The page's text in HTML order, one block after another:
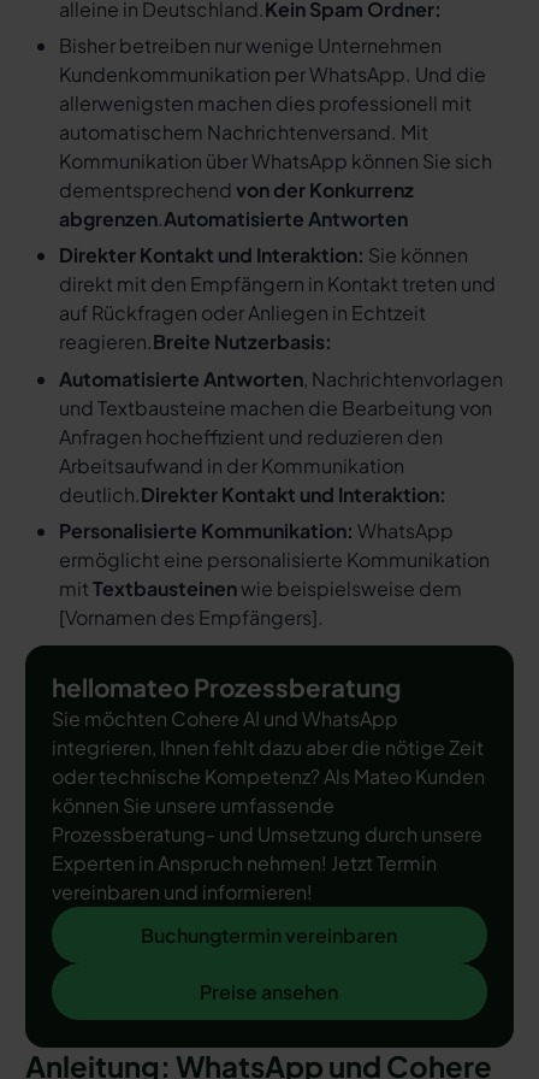
alleine in Deutschland.Kein Spam Ordner:
Bisher betreiben nur wenige Unternehmen
Kundenkommunikation per WhatsApp. Und die
allerwenigsten machen dies professionell mit
automatischem Nachrichtenversand. Mit
Kommunikation über WhatsApp können Sie sich
dementsprechendvon der Konkurrenz
abgrenzen.Automatisierte Antworten
Direkter Kontakt und Interaktion: Sie können
direkt mit den Empfängern in Kontakt treten und
auf Rückfragen oder Anliegen in Echtzeit
reagieren.Breite Nutzerbasis:
Automatisierte Antworten, Nachrichtenvorlagen
und Textbausteine machen die Bearbeitung von
Anfragen hocheffizient und reduzieren den
Arbeitsaufwand in der Kommunikation
deutlich.Direkter Kontakt und Interaktion:
Personalisierte Kommunikation: WhatsApp
ermöglicht eine personalisierte Kommunikation
mitTextbausteinenwie beispielsweise dem
[Vornamen des Empfängers].
hellomateo Prozessberatung
Sie möchten Cohere AI und WhatsApp
integrieren, Ihnen fehlt dazu aber die nötige Zeit
oder technische Kompetenz? Als Mateo Kunden
können Sie unsere umfassende
Prozessberatung- und Umsetzung durch unsere
Experten in Anspruch nehmen! Jetzt Termin
vereinbaren und informieren!
Buchungtermin vereinbaren
Buchungtermin vereinbaren
Preise ansehen
Preise ansehen
Anleitung: WhatsApp und Cohere